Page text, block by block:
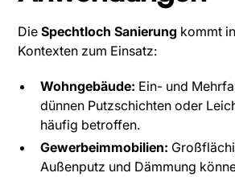
DieSpechtloch Sanierung kommt
Kontexten zum Einsatz:
Wohngebäude: Ein- und
dünnen Putzschichten oder
häufig betroffen.
Gewerbeimmobilien:
Außenputz und Dämmung